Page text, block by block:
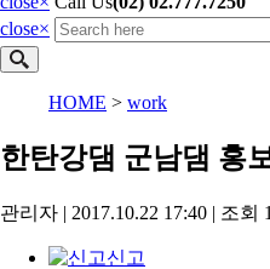
close×
HOME > work
한탄강댐 군남댐 홍
관리자 | 2017.10.22 17:40 | 조회
신고